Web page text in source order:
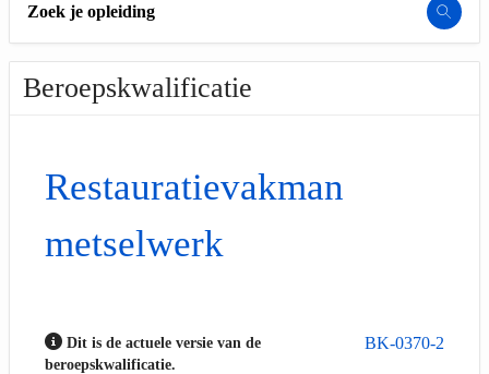
Zoek je opleiding
Beroepskwalificatie
Restauratievakman
metselwerk
BK-0370-2
Dit is de actuele versie van de
beroepskwalificatie.